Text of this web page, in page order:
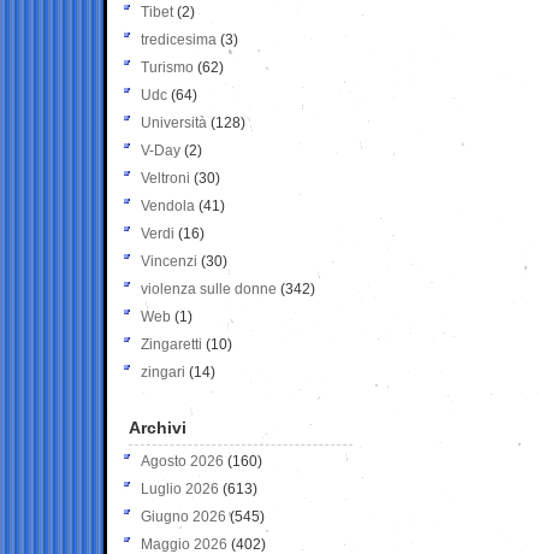
Tibet(2)
tredicesima (3)
Turismo (62)
Udc (64)
Università (128)
V-Day (2)
Veltroni (30)
Vendola (41)
Verdi (16)
Vincenzi (30)
violenza sulle donne (342)
Web (1)
Zingaretti (10)
zingari (14)
Archivi
Agosto 2026 (160)
Luglio 2026 (613)
Giugno 2026 (545)
Maggio 2026 (402)